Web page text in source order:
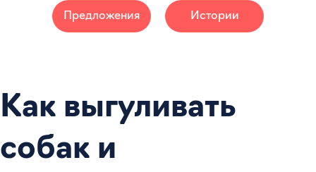
Истории
Предложения
Как выгуливать
собак и